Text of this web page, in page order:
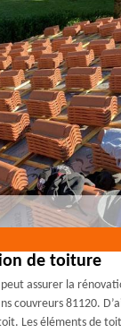
de toiture
assurer la
couvreurs 81120.
Les éléments de